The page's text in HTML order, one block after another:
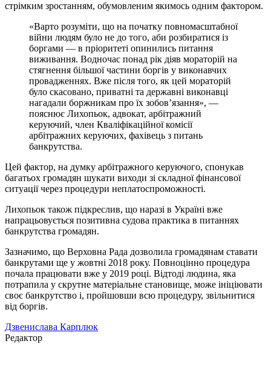
стрімким зростанням, обумовленим якимось одним фактором.
«Варто розуміти, що на початку повномасштабної
війни людям було не до того, аби розбиратися із
боргами — в пріоритеті опинились питання
виживання. Водночас понад рік діяв мораторій на
стягнення більшої частини боргів у виконавчих
провадженнях. Вже після того, як цей мораторій
було скасовано, приватні та державні виконавці
нагадали боржникам про їх зобовʼязання», —
пояснює Лихопьок, адвокат, арбітражний
керуючий, член Кваліфікаційної комісії
арбітражних керуючих, фахівець з питань
банкрутства.
Цей фактор, на думку арбітражного керуючого, спонукав
багатьох громадян шукати виходи зі складної фінансової
ситуації через процедури неплатоспроможності.
Лихопьок також підкреслив, що наразі в Україні вже
напрацьовується позитивна судова практика в питаннях
банкрутства громадян.
Зазначимо, що Верховна Рада дозволила громадянам ставати
банкрутами ще у жовтні 2018 року. Повноцінно процедура
почала працювати вже у 2019 році. Відтоді людина, яка
потрапила у скрутне матеріальне становище, може ініціювати
своє банкрутство і, пройшовши всю процедуру, звільнитися
від боргів.
Дзвенислава Карплюк
Редактор